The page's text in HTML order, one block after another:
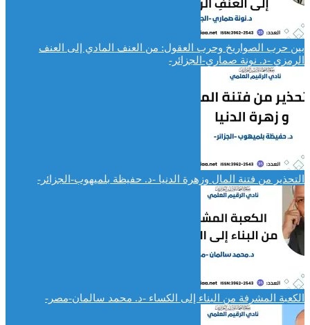
بين حرب الصواريخ وحرب العقول: من العنف المادي إلى العنف
الرمزي -د. نونة صماري-الجزائر-
التحذير من فتنة المال وزهرة الدنيا -د. حفيظة بلميهوب-الجزائر-
الكعبة المشرفة من البناء إلى الكساء -د. محمد سالمان-مصر-